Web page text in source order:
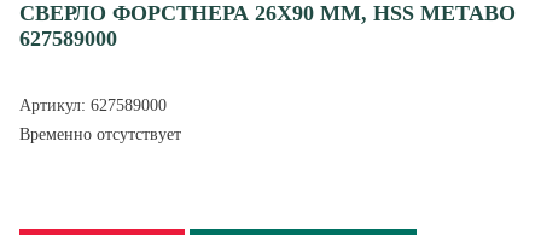
СВЕРЛО ФОРСТНЕРА 26Х90 ММ, HSS METABO
627589000
Артикул: 627589000
Временно отсутствует